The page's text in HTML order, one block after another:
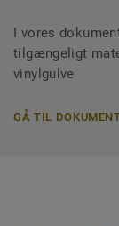
I vores
tilgængeligt
vinylgulve
GÅ TIL